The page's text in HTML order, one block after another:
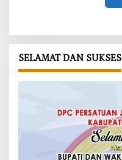
SELAMAT DAN SUKSES